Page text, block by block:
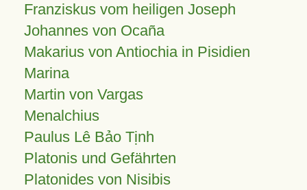
Franziskus vom heiligen Joseph
Johannes von Ocaña
Makarius von Antiochia in Pisidien
Marina
Martin von Vargas
Menalchius
Paulus Lê Bảo Tịnh
Platonis und Gefährten
Platonides von Nisibis